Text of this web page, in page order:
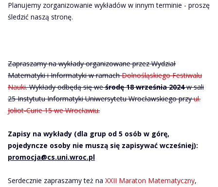
Planujemy zorganizowanie wykładów w innym terminie - proszę
śledzić naszą stronę.
Zapraszamy na wykłady organizowane przez Wydział
Matematyki i Informatyki w ramachDolnośląskiego Festiwalu
Nauki. Wykłady odbędą się weśrodę 18 września 2024w sali
25 Instytutu Informatyki Uniwersytetu Wrocławskiego przyul.
Joliot-Curie 15 we Wrocławiu.
Zapisy na wykłady (dla grup od 5 osób w górę,
pojedyncze osoby nie muszą się zapisywać wcześniej):
promocja@cs.uni.wroc.pl
Serdecznie zapraszamy też na XXII Maraton Matematyczny,